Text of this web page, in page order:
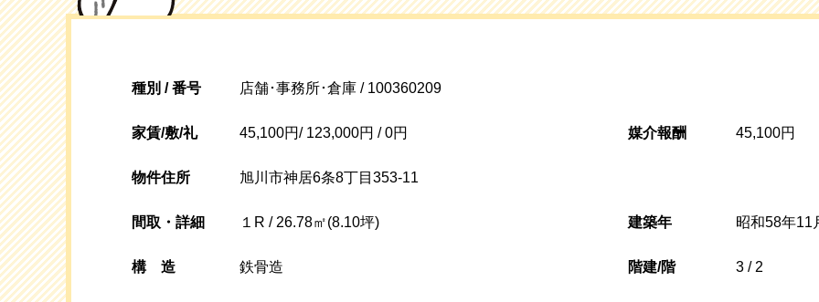
種別 / 番号 店舗･事務所･倉庫 / 100360209
家賃/敷/礼 45,100円/ 123,000円 / 0円 媒介報酬 45,100円
物件住所 旭川市神居6条8丁目353-11
間取・詳細 １R / 26.78㎡(8.10坪) 建築年 昭和58年11
構 造 鉄骨造 階建/階 3 / 2